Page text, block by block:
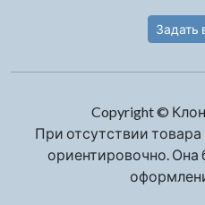
Задать
Copyright ©
При отсутствии товара
ориентировочно. Она